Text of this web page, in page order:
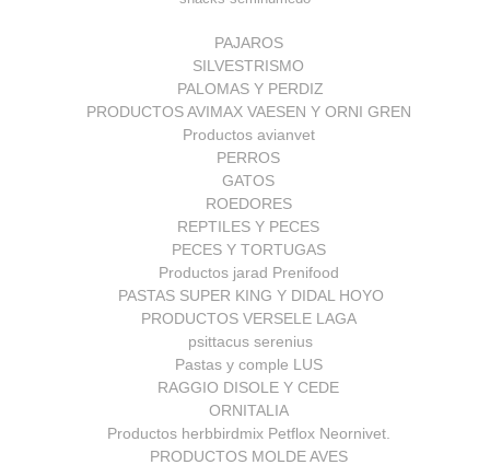
PAJAROS
SILVESTRISMO
PALOMAS Y PERDIZ
PRODUCTOS AVIMAX VAESEN Y ORNI GREN
Productos avianvet
PERROS
GATOS
ROEDORES
REPTILES Y PECES
PECES Y TORTUGAS
Productos jarad Prenifood
PASTAS SUPER KING Y DIDAL HOYO
PRODUCTOS VERSELE LAGA
psittacus serenius
Pastas y comple LUS
RAGGIO DISOLE Y CEDE
ORNITALIA
Productos herbbirdmix Petflox Neornivet.
PRODUCTOS MOLDE AVES